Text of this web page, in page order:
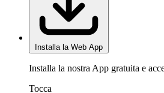
Installa la Web App
Installa la nostra App gratuita e
Tocca